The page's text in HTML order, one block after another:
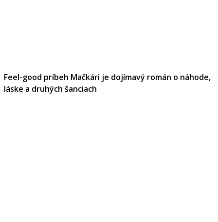
Feel-good príbeh Mačkári je dojímavý román o náhode,
láske a druhých šanciach